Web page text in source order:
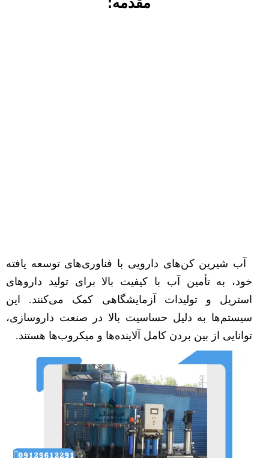
آب شیرین کن‌های دارویی با فناوری‌های توسعه یافته
خود، به تأمین آب با کیفیت بالا برای تولید داروهای
استریل و تولیدات آزمایشگاهی کمک می‌کنند. این
سیستم‌ها به دلیل حساسیت بالا در صنعت داروسازی،
توانایی از بین بردن کامل آلاینده‌ها و میکروب‌ها هستند.